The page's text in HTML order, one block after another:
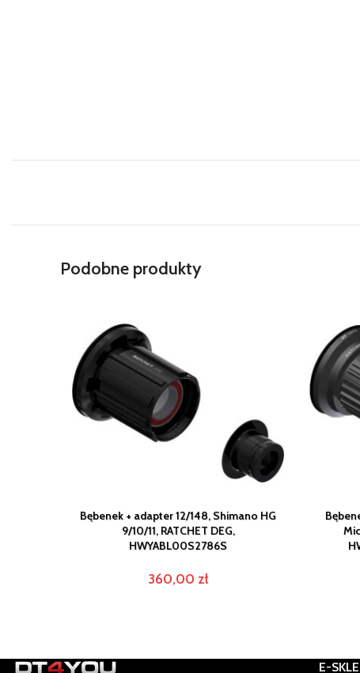
Podobne produkty
Bębenek + adapter 12/148, Shimano HG
9/10/11, RATCHET DEG,
HWYABL00S2786S
360,00 zł
E-